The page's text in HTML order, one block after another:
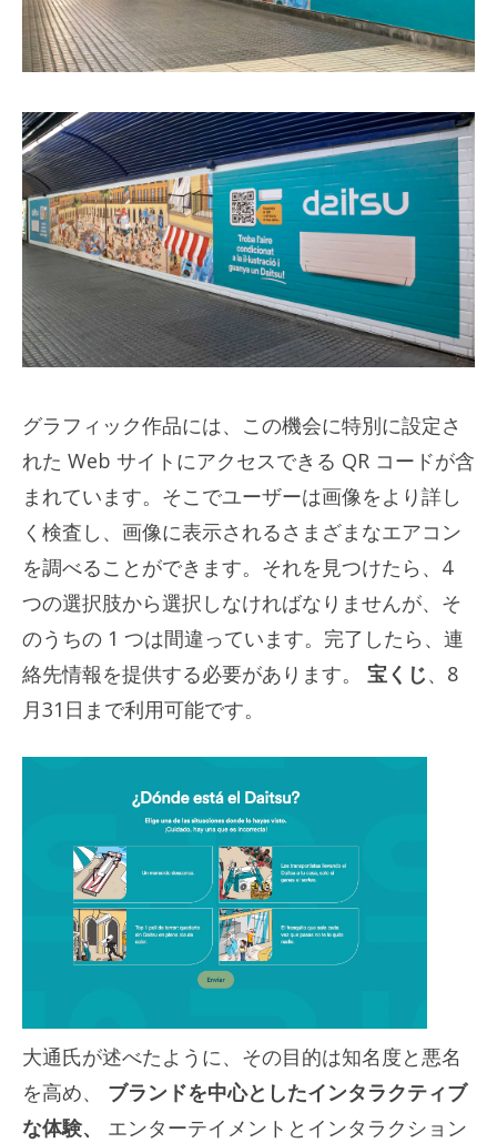
グラフィック作品には、この機会に特別に設定さ
れた Web サイトにアクセスできる QR コードが含
まれています。そこでユーザーは画像をより詳し
く検査し、画像に表示されるさまざまなエアコン
を調べることができます。それを見つけたら、4
つの選択肢から選択しなければなりませんが、そ
のうちの 1 つは間違っています。完了したら、連
絡先情報を提供する必要があります。
宝くじ、8
月31日まで利用可能です。
大通氏が述べたように、その目的は知名度と悪名
を高め、 ブランドを中心としたインタラクティブ
な体験、
エンターテイメントとインタラクション